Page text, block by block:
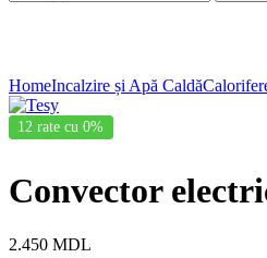
HomeIncalzire și Apă Caldă
12 rate cu 0%
Convector
2.450 MDL